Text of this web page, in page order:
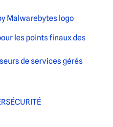
les points finaux des
de services gérés